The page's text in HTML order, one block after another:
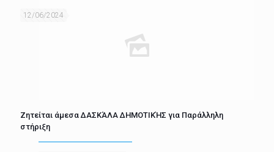
12/06/2024
Ζητείται άμεσα ΔΑΣΚΆΛΑ ΔΗΜΟΤΙΚΉΣ για Παράλληλη
στήριξη